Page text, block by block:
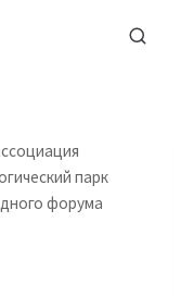
парк
форума